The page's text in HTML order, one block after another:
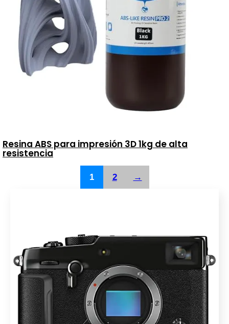
Resina ABS para impresión 3D 1kg de alta
resistencia
1 2 →